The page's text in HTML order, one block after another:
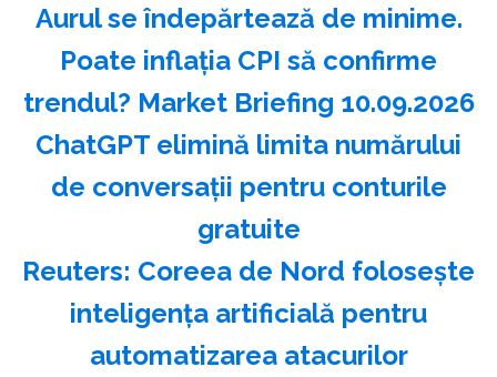
Aurul se îndepărtează de minime.
Poate inflația CPI să confirme
trendul? Market Briefing 10.09.2026
ChatGPT elimină limita numărului
de conversaţii pentru conturile
gratuite
Reuters: Coreea de Nord foloseşte
inteligenţa artificială pentru
automatizarea atacurilor